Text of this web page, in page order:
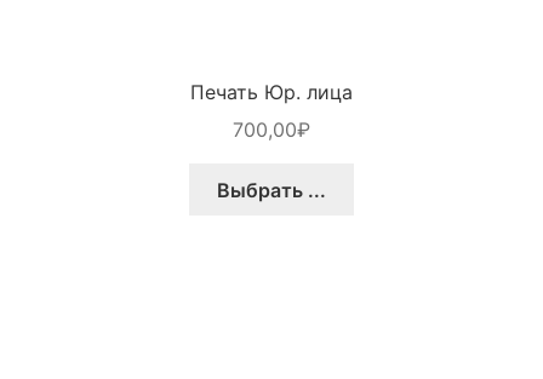
Печать Юр. лица
700,00₽
Выбрать ...